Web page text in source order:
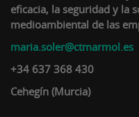
eficacia, la seguridad y la
medioambiental de las
maria.soler@ctmarmol.es
+34 637 368 430
Cehegín (Murcia)